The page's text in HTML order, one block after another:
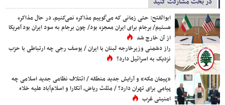
ابوالفتح: حتی زمانی که می‌گوییم مذاکره نمی‌کنیم، در حال مذاکره
هستیم/ برجام برای ایران معجزه بود/ چون برجام به سود ایران بود آمریکا
از آن خارج شد
راز دشمنی وزیرخارجه لبنان با ایران / یوسف رجی چه ارتباطی با حزب
نزدیک به اسرائیل دارد؟
«پیمان مکه» و آرایش جدید منطقه / ائتلاف نظامی جدید اسلامی چه
پیامی برای تهران دارد؟ / مثلث ریاض، آنکارا و اسلام‌آباد علیه خلاء
امنیتی غرب